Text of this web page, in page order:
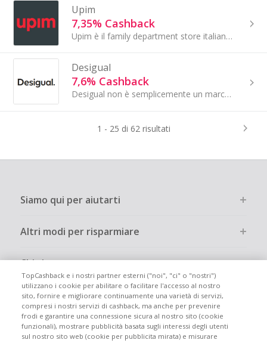
Upim
7,35% Cashback
Upim è il family department store italiano con un'offerta che spazia dall'abbigliamento, alla bellezza e alla casa. Punto di riferimento per uno...
Desigual
7,6% Cashback
Desigual non è semplicemente un marchio. È un gruppo di persone che crede nel potere della creatività come stile di vita. Fondata nel 1984 da Thomas..
1 - 25 di 62 risultati
Siamo qui per aiutarti
Altri modi per risparmiare
Chi siamo
Partecipa
Info legali
TopCashback e i nostri partner esterni ("noi", "ci" o "nostri")
utilizzano i cookie per abilitare o facilitare l'accesso al nostro
sito, fornire e migliorare continuamente una varietà di servizi,
compresi i nostri servizi di cashback, ma anche per prevenire
frodi e garantire una connessione sicura al nostro sito (cookie
funzionali), mostrare pubblicità basata sugli interessi degli utenti
sul nostro sito web (cookie per pubblicita mirata) e misurare